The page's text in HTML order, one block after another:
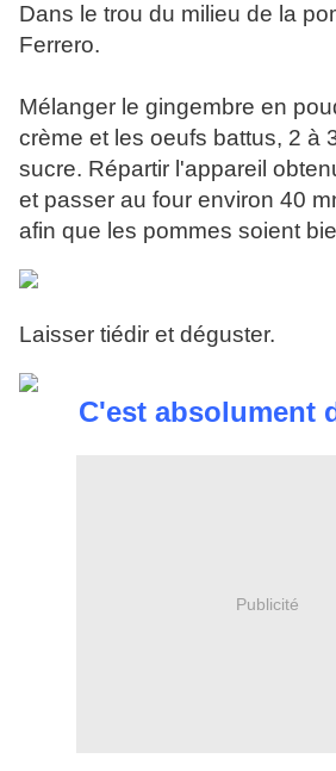
Dans le trou du milieu de la
Ferrero.
Mélanger le gingembre en
crème et les oeufs battus, 2 à
sucre. Répartir l'appareil
et passer au four environ 40
afin que les pommes soient
Laisser tiédir et déguster.
C'est absolument
Publicité